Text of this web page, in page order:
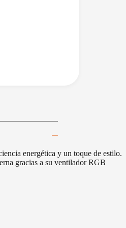
energética y un toque de estilo.
gracias a su ventilador RGB